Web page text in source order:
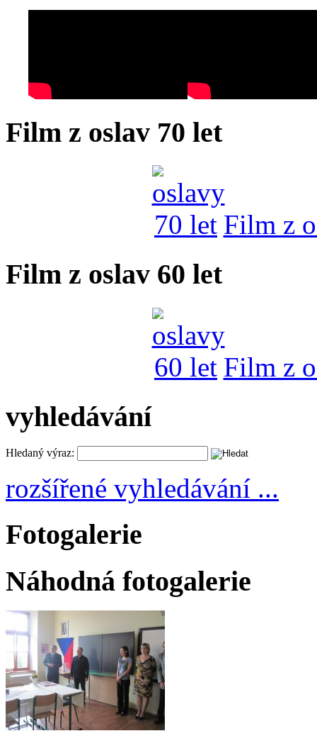
Film z oslav 70 let
Film z
Film z oslav 60 let
Film z
vyhledávání
Hledaný výraz:
rozšířené vyhledávání ...
Fotogalerie
Náhodná fotogalerie